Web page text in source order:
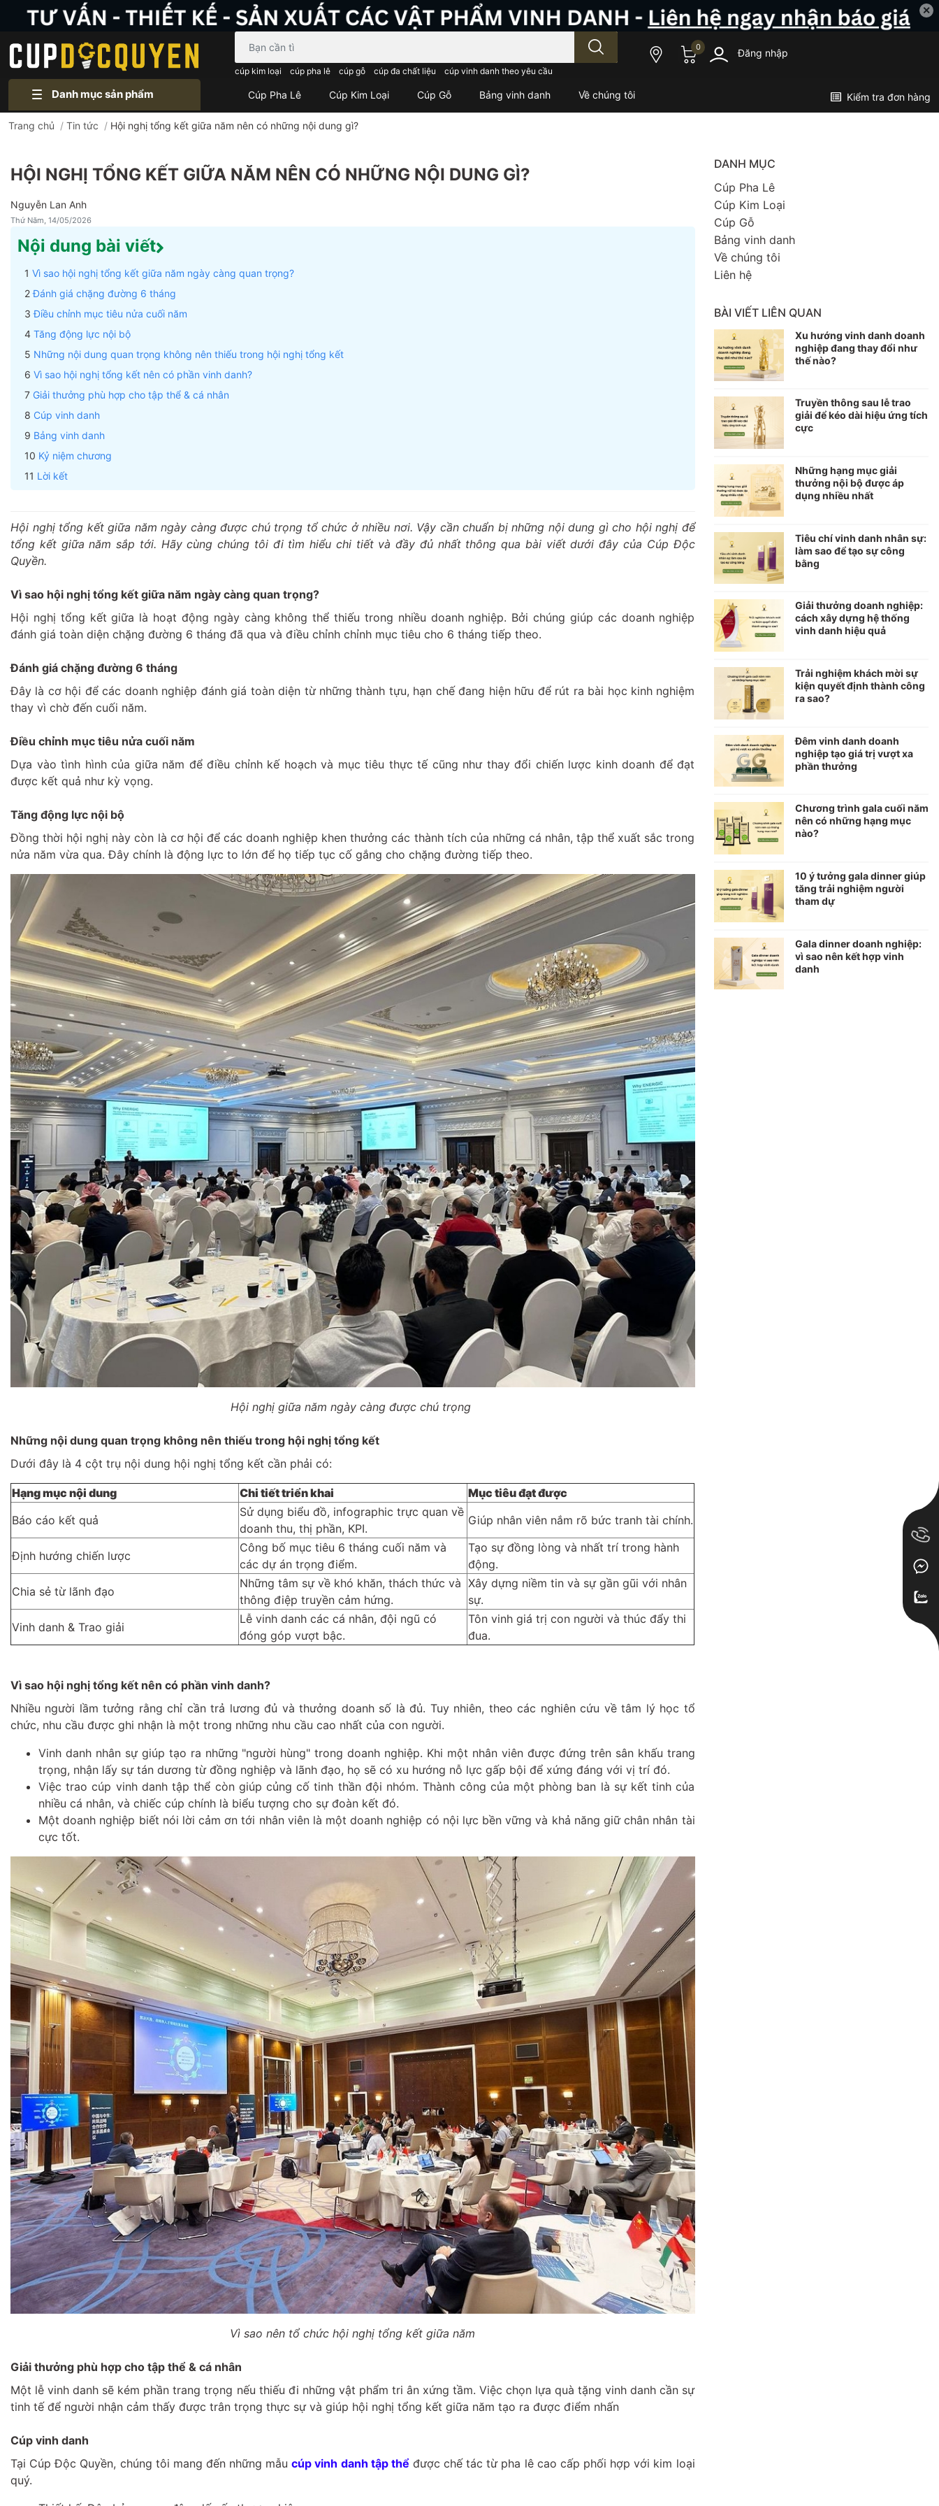
✕
cúp kim loại cúp pha lê cúp gỗ cúp đa chất liệu cúp vinh danh theo yêu cầu
0 Đăng nhập
Danh mục sản phẩm Cúp Pha Lê Cúp Kim Loại Cúp Gỗ Bảng vinh danh Về chúng tôi Kiểm tra đơn hàng
Trang chủ / Tin tức / Hội nghị tổng kết giữa năm nên có những nội dung gì?
HỘI NGHỊ TỔNG KẾT GIỮA NĂM NÊN CÓ NHỮNG NỘI DUNG GÌ?
Nguyễn Lan Anh
Thứ Năm, 14/05/2026
Nội dung bài viết
Vì sao hội nghị tổng kết giữa năm ngày càng quan trọng?
Đánh giá chặng đường 6 tháng
Điều chỉnh mục tiêu nửa cuối năm
Tăng động lực nội bộ
Những nội dung quan trọng không nên thiếu trong hội nghị tổng kết
Vì sao hội nghị tổng kết nên có phần vinh danh?
Giải thưởng phù hợp cho tập thể & cá nhân
Cúp vinh danh
Bảng vinh danh
Kỷ niệm chương
Lời kết
Hội nghị tổng kết giữa năm ngày càng được chú trọng tổ chức ở nhiều nơi. Vậy cần chuẩn bị những nội dung gì cho hội nghị để
tổng kết giữa năm sắp tới. Hãy cùng chúng tôi đi tìm hiểu chi tiết và đầy đủ nhất thông qua bài viết dưới đây của Cúp Độc
Quyền.
Vì sao hội nghị tổng kết giữa năm ngày càng quan trọng?
Hội nghị tổng kết giữa là hoạt động ngày càng không thể thiếu trong nhiều doanh nghiệp. Bởi chúng giúp các doanh nghiệp
đánh giá toàn diện chặng đường 6 tháng đã qua và điều chỉnh chỉnh mục tiêu cho 6 tháng tiếp theo.
Đánh giá chặng đường 6 tháng
Đây là cơ hội để các doanh nghiệp đánh giá toàn diện từ những thành tựu, hạn chế đang hiện hữu để rút ra bài học kinh nghiệm
thay vì chờ đến cuối năm.
Điều chỉnh mục tiêu nửa cuối năm
Dựa vào tình hình của giữa năm để điều chỉnh kế hoạch và mục tiêu thực tế cũng như thay đổi chiến lược kinh doanh để đạt
được kết quả như kỳ vọng.
Tăng động lực nội bộ
Đồng thời hội nghị này còn là cơ hội để các doanh nghiệp khen thưởng các thành tích của những cá nhân, tập thể xuất sắc trong
nửa năm vừa qua. Đây chính là động lực to lớn để họ tiếp tục cố gắng cho chặng đường tiếp theo.
Hội nghị giữa năm ngày càng được chú trọng
Những nội dung quan trọng không nên thiếu trong hội nghị tổng kết
Dưới đây là 4 cột trụ nội dung hội nghị tổng kết cần phải có:
Hạng mục nội dung Chi tiết triển khai
Mục tiêu đạt được
Báo cáo kết quả
Sử dụng biểu đồ, infographic trực quan về
doanh thu, thị phần, KPI.
Giúp nhân viên nắm rõ bức tranh tài chính.
Định hướng chiến lược
Công bố mục tiêu 6 tháng cuối năm và
các dự án trọng điểm.
Tạo sự đồng lòng và nhất trí trong hành
động.
Chia sẻ từ lãnh đạo
Những tâm sự về khó khăn, thách thức và
thông điệp truyền cảm hứng.
Xây dựng niềm tin và sự gần gũi với nhân
sự.
Vinh danh & Trao giải
Lễ vinh danh các cá nhân, đội ngũ có
đóng góp vượt bậc.
Tôn vinh giá trị con người và thúc đẩy thi
đua.
Vì sao hội nghị tổng kết nên có phần vinh danh?
Nhiều người lầm tưởng rằng chỉ cần trả lương đủ và thưởng doanh số là đủ. Tuy nhiên, theo các nghiên cứu về tâm lý học tổ
chức, nhu cầu được ghi nhận là một trong những nhu cầu cao nhất của con người.
Vinh danh nhân sự giúp tạo ra những "người hùng" trong doanh nghiệp. Khi một nhân viên được đứng trên sân khấu trang
trọng, nhận lấy sự tán dương từ đồng nghiệp và lãnh đạo, họ sẽ có xu hướng nỗ lực gấp bội để xứng đáng với vị trí đó.
Việc trao cúp vinh danh tập thể còn giúp củng cố tinh thần đội nhóm. Thành công của một phòng ban là sự kết tinh của
nhiều cá nhân, và chiếc cúp chính là biểu tượng cho sự đoàn kết đó.
Một doanh nghiệp biết nói lời cảm ơn tới nhân viên là một doanh nghiệp có nội lực bền vững và khả năng giữ chân nhân tài
cực tốt.
Vì sao nên tổ chức hội nghị tổng kết giữa năm
Giải thưởng phù hợp cho tập thể & cá nhân
Một lễ vinh danh sẽ kém phần trang trọng nếu thiếu đi những vật phẩm tri ân xứng tầm. Việc chọn lựa quà tặng vinh danh cần sự
tinh tế để người nhận cảm thấy được trân trọng thực sự và giúp hội nghị tổng kết giữa năm tạo ra được điểm nhấn
Cúp vinh danh
Tại Cúp Độc Quyền, chúng tôi mang đến những mẫucúp vinh danh tập thể được chế tác từ pha lê cao cấp phối hợp với kim loại
quý.
DANH MỤC
Cúp Pha Lê
Cúp Kim Loại
Cúp Gỗ
Bảng vinh danh
Về chúng tôi
Liên hệ
BÀI VIẾT LIÊN QUAN
Xu hướng vinh danh doanh
nghiệp đang thay đổi như
thế nào?
Truyền thông sau lễ trao
giải để kéo dài hiệu ứng tích
cực
Những hạng mục giải
thưởng nội bộ được áp
dụng nhiều nhất
Tiêu chí vinh danh nhân sự:
làm sao để tạo sự công
bằng
Giải thưởng doanh nghiệp:
cách xây dựng hệ thống
vinh danh hiệu quả
Trải nghiệm khách mời sự
kiện quyết định thành công
ra sao?
Đêm vinh danh doanh
nghiệp tạo giá trị vượt xa
phần thưởng
Chương trình gala cuối năm
nên có những hạng mục
nào?
10 ý tưởng gala dinner giúp
tăng trải nghiệm người
tham dự
Gala dinner doanh nghiệp:
vì sao nên kết hợp vinh
danh